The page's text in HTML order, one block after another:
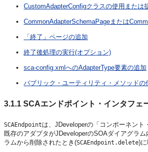
CustomAdapterConfigクラスの使用または
CommonAdapterSchemaPageまたは
「終了」ページの追加
終了後処理の実行(オプション)
sca-config.xmlへのAdapterType要素の追加
パブリック・ユーティリティ・メソッドの
3.1.1 SCAエンドポイント・インタフェ
SCAEndpointは、JDeveloperの「コンポーネン
既存のアダプタがJDeveloperのSOAダイアグラ
ラムから削除されたとき(SCAEndpoint.delete)に